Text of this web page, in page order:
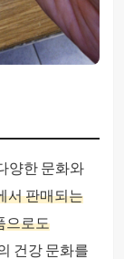
양한 문화와
서 판매되는
으로도
건강 문화를